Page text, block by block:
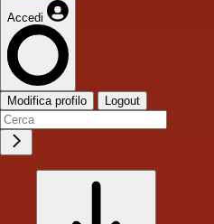
Accedi
Modifica profilo Logout